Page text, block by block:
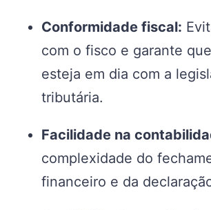
Conformidade fiscal:
com o fisco e garante
esteja em dia com a
tributária.
Facilidade na
complexidade do
financeiro e da